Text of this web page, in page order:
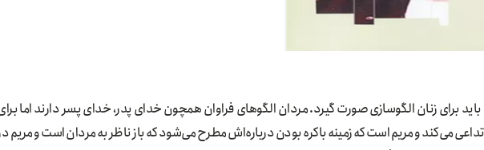
برای زنان الگوسازی صورت گیرد. مردان الگوهای فراوان همچون خدای پدر، خدای پسر دارند اما
تداعی می‌کند و مریم است که زمینه باکره بودن درباره‌اش مطرح می‌شود که باز ناظر به مردان است و مریم